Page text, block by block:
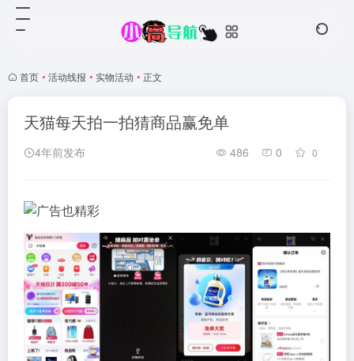
首页 • 活动线报 • 实物活动 • 正文
天猫每天拍一拍猜商品赢免单
4年前发布 486 0 0